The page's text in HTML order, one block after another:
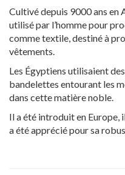
Cultivé depuis 9000 ans en
utilisé par l’homme pour
comme textile, destiné à
vêtements.
Les Égyptiens utilisaient
bandelettes entourant les
dans cette matière noble.
Il a été introduit en Europe,
a été apprécié pour sa